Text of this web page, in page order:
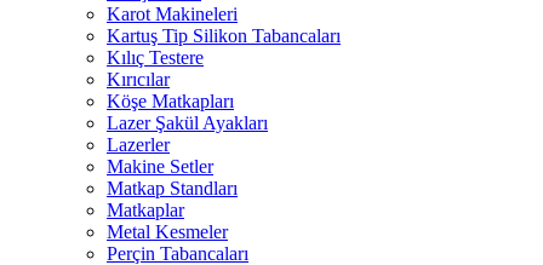
Karot Makineleri
Kartuş Tip Silikon Tabancaları
Kılıç Testere
Kırıcılar
Köşe Matkapları
Lazer Şakül Ayakları
Lazerler
Makine Setler
Matkap Standları
Matkaplar
Metal Kesmeler
Perçin Tabancaları